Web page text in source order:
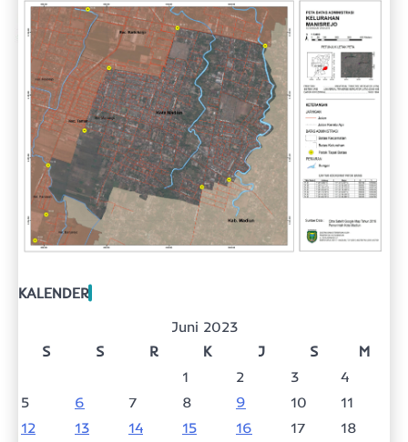
KALENDER
Juni 2023
S
S R K J S
M
1
2 3
4
5
6 7 8 9 10
11
12
13 14 15 16 17
18